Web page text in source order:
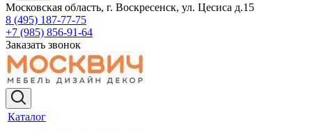
Московская область, г. Воскресенск, ул. Цесиса д.15
8 (495) 187-77-75
+7 (985) 856-91-64
Заказать звонок
Каталог